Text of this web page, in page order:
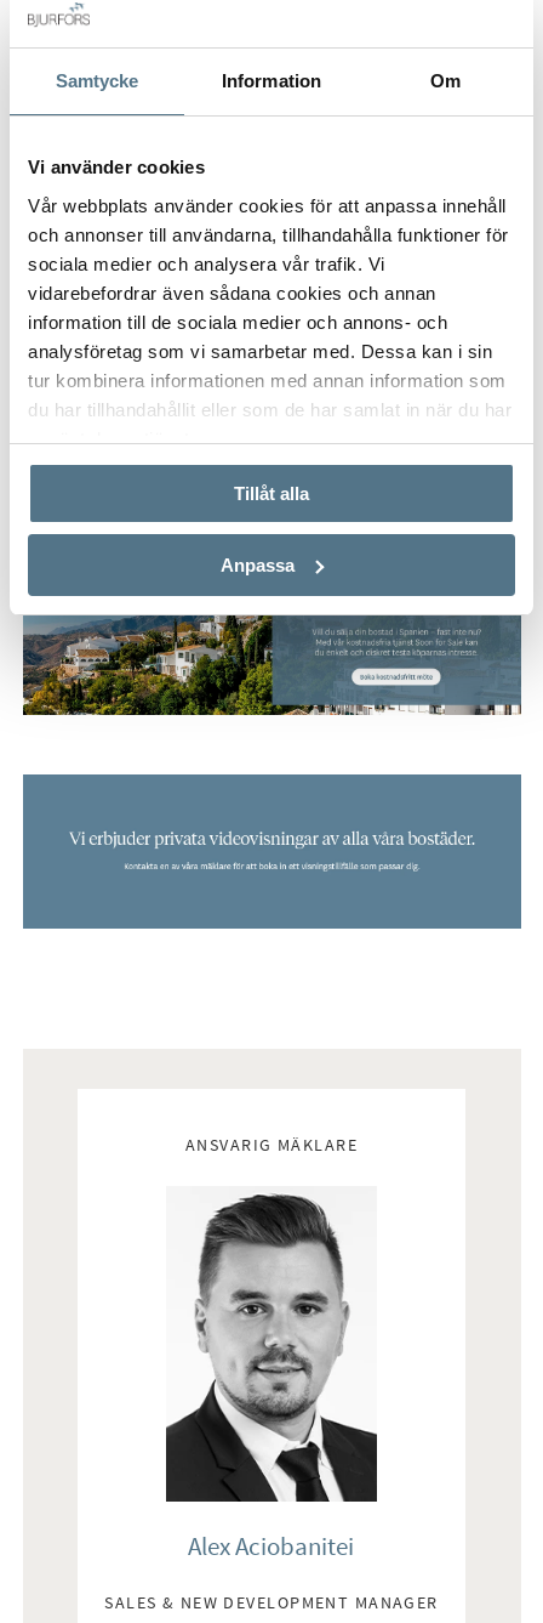
Samtycke Information Om
Vi använder cookies
Vår webbplats använder cookies för att anpassa innehåll
och annonser till användarna, tillhandahålla funktioner för
sociala medier och analysera vår trafik. Vi
vidarebefordrar även sådana cookies och annan
information till de sociala medier och annons- och
analysföretag som vi samarbetar med. Dessa kan i sin
tur kombinera informationen med annan information som
du har tillhandahållit eller som de har samlat in när du har
använt deras tjänster.
Tillåt alla
Anpassa
Projektet erbjuder privata parkeringsplatser och förråd för
vissa av lägenheterna, med förinstallation för laddning av
elbilar, vilket ger både bekvämlighet och framtidssäkert
boende. Utvalda takvåningar har privat jacuzzi, medan de
och egna pooler.
Vento II är ett utmärkt val för dig som söker ett stilfullt
permanentboende, ett semesterhem eller en attraktiv
investering i ett av Torreviejas mest eftertraktade centrala
lägen.
Välkommen att kontakta Bjurfors Costa Blanca för mer
information eller för att boka en visning!
FAKTA OM BOSTADEN
VISA INNEHÅLL
OM TORREVIEJA CENTRO
VISA INNEHÅLL
ANSVARIG MÄKLARE
Alex Aciobanitei
SALES & NEW DEVELOPMENT MANAGER